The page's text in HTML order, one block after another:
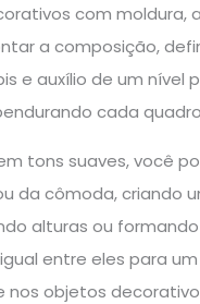
com
a composição,
e auxílio de um nível
cada
tons suaves, você
da cômoda, criando
alturas ou
entre eles para
nos objetos